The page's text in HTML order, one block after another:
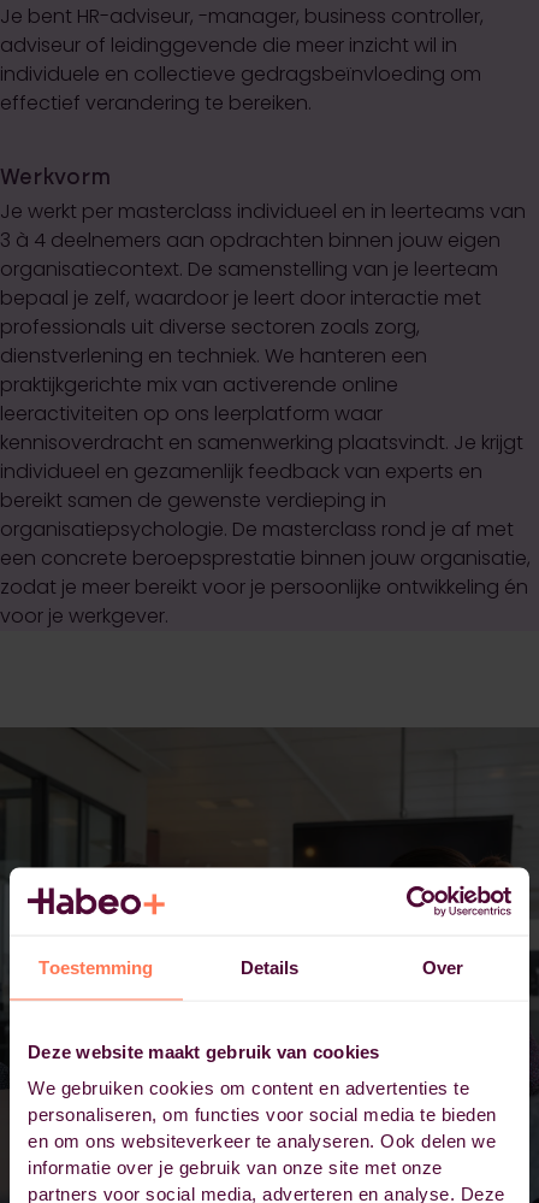
Toestemming Details Over
Deze website maakt gebruik van cookies
We gebruiken cookies om content en advertenties te
personaliseren, om functies voor social media te bieden
en om ons websiteverkeer te analyseren. Ook delen we
informatie over je gebruik van onze site met onze
partners voor social media, adverteren en analyse. Deze
Je bent HR-adviseur, -manager, business controller,
adviseur of leidinggevende die meer inzicht wil in
individuele en collectieve gedragsbeïnvloeding om
effectief verandering te bereiken.
Werkvorm
Je werkt per masterclass individueel en in leerteams van
3 à 4 deelnemers aan opdrachten binnen jouw eigen
organisatiecontext. De samenstelling van je leerteam
bepaal je zelf, waardoor je leert door interactie met
professionals uit diverse sectoren zoals zorg,
dienstverlening en techniek. We hanteren een
praktijkgerichte mix van activerende online
leeractiviteiten op ons leerplatform waar
kennisoverdracht en samenwerking plaatsvindt. Je krijgt
individueel en gezamenlijk feedback van experts en
bereikt samen de gewenste verdieping in
organisatiepsychologie. De masterclass rond je af met
een concrete beroepsprestatie binnen jouw organisatie,
zodat je meer bereikt voor je persoonlijke ontwikkeling én
voor je werkgever.